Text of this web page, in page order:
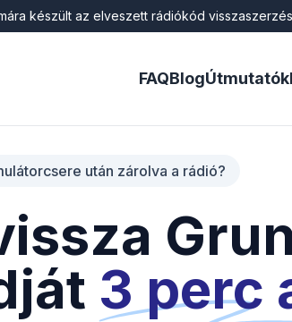
készült az elveszett rádiókód
FAQBlogÚtmutatók
után zárolva a rádió?
3 perc